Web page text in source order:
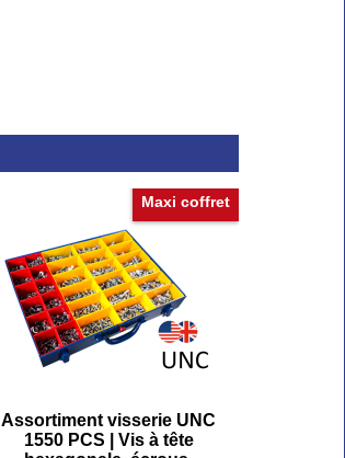
Maxi coffret
Assortiment visserie UNC
1550 PCS | Vis à tête